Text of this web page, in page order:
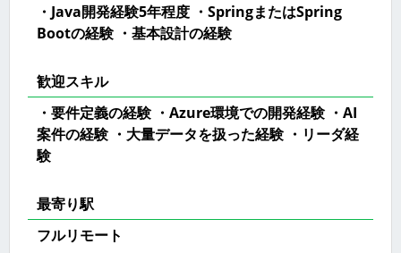
・Java開発経験5年程度 ・SpringまたはSpring
Bootの経験 ・基本設計の経験
歓迎スキル
・要件定義の経験 ・Azure環境での開発経験 ・AI
案件の経験 ・大量データを扱った経験 ・リーダ経
験
最寄り駅
フルリモート